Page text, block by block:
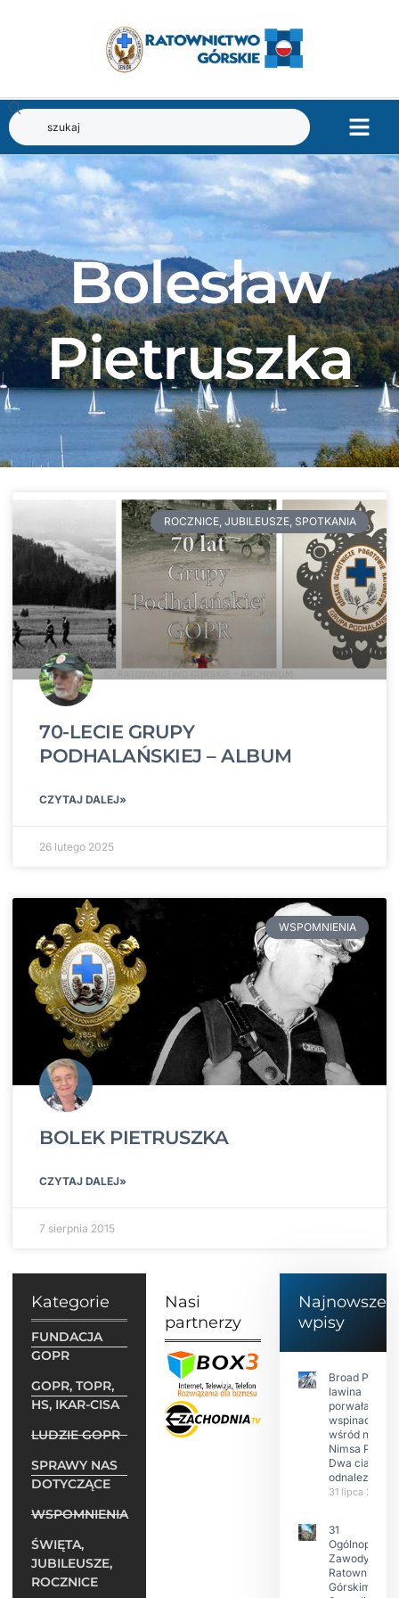
Bolesław
Pietruszka
ROCZNICE, JUBILEUSZE, SPOTKANIA
70-LECIE GRUPY
PODHALAŃSKIEJ – ALBUM
CZYTAJ DALEJ»
26 lutego 2025
WSPOMNIENIA
BOLEK PIETRUSZKA
CZYTAJ DALEJ»
7 sierpnia 2015
Kategorie
FUNDACJA
GOPR
GOPR, TOPR,
HS, IKAR-CISA
LUDZIE GOPR
SPRAWY NAS
DOTYCZĄCE
WSPOMNIENIA
ŚWIĘTA,
JUBILEUSZE,
ROCZNICE
Nasi
partnerzy
Najnowsze
wpisy
Broad Peak:
lawina
porwała 10
wspinaczy,
wśród nich
Nimsa Purję.
Dwa ciała
odnalezione.
31 lipca 2026
31
Ogólnopolskie
Zawody w
Ratownictwie
Górskim –